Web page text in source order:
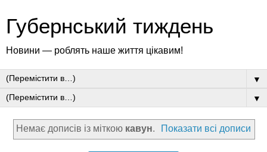
Губернський тиждень
Новини — роблять наше життя цікавим!
▼
▼
Немає дописів із міткою кавун. Показати всі дописи